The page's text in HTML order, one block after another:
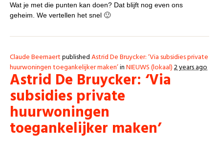
Wat je met die punten kan doen? Dat blijft nog even ons
geheim. We vertellen het snel 🙂
Claude BeernaertpublishedAstrid De Bruycker: ‘Via subsidies private
huurwoningen toegankelijker maken’inNIEUWS (lokaal)2 years ago
Astrid De Bruycker: ‘Via
subsidies private
huurwoningen
toegankelijker maken’